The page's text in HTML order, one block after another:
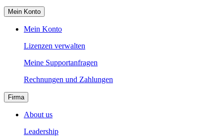
Mein Konto
Mein Konto
Lizenzen verwalten
Meine Supportanfragen
Rechnungen und Zahlungen
Firma
About us
Leadership